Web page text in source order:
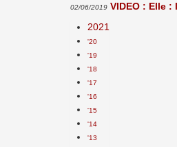
02/06/2019 VIDEO : Elle
2021
'20
'19
'18
'17
'16
'15
'14
'13